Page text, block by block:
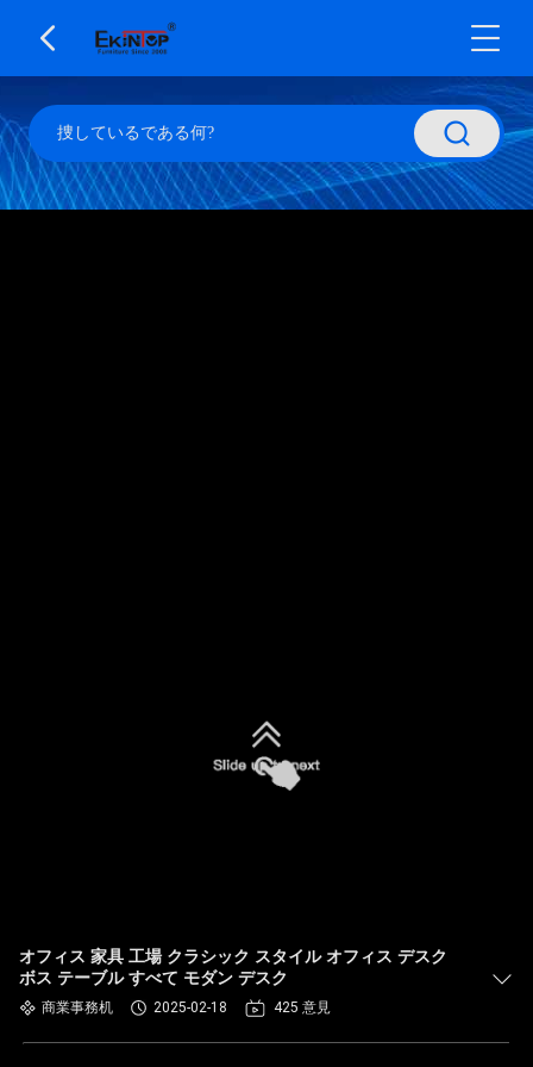
オフィス 家具 工場 クラシック スタイル オフィス デスク
ボス テーブル すべて モダン デスク
商業事務机 2025-02-18 425 意見